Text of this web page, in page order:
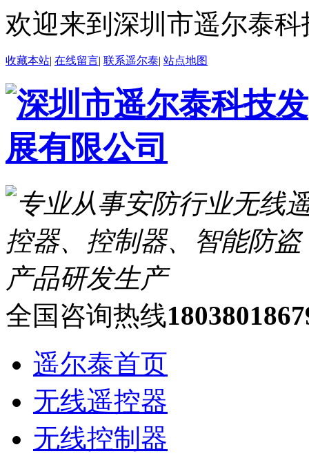
欢迎来到深圳市遥尔泰
收藏本站| 在线留言| 联系遥尔泰| 站点地图
全国咨询热线
遥尔泰首页
无线遥控器
无线控制器